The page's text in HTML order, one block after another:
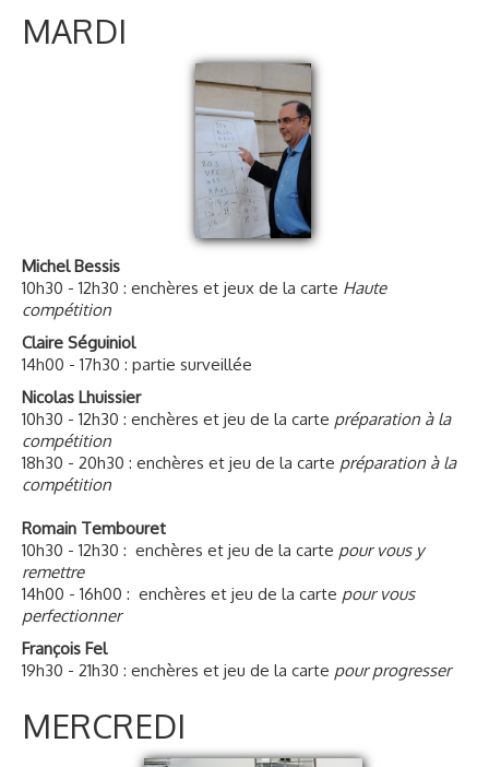
MARDI
Michel Bessis
10h30 - 12h30 : enchères et jeux de la carte Haute
compétition
Claire Séguiniol
14h00 - 17h30 : partie surveillée
Nicolas Lhuissier
10h30 - 12h30 : enchères et jeu de la carte préparation à la
compétition
18h30 - 20h30 : enchères et jeu de la carte préparation à la
compétition
Romain Tembouret
10h30 - 12h30 : enchères et jeu de la carte pour vous y
remettre
14h00 - 16h00 : enchères et jeu de la carte pour vous
perfectionner
François Fel
19h30 - 21h30 : enchères et jeu de la carte pour progresser
MERCREDI